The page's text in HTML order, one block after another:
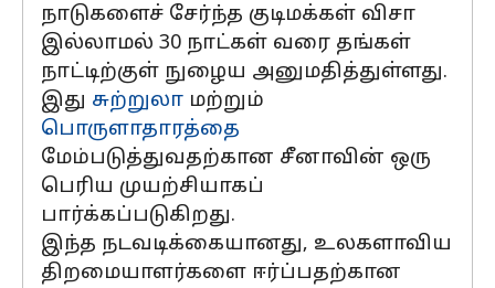
நாடுகளைச் சேர்ந்த குடிமக்கள் விசா
இல்லாமல் 30 நாட்கள் வரை தங்கள்
நாட்டிற்குள் நுழைய அனுமதித்துள்ளது.
இது சுற்றுலா மற்றும்
பொருளாதாரத்தை
மேம்படுத்துவதற்கான சீனாவின் ஒரு
பெரிய முயற்சியாகப்
பார்க்கப்படுகிறது.
இந்த நடவடிக்கையானது, உலகளாவிய
திறமையாளர்களை ஈர்ப்பதற்கான